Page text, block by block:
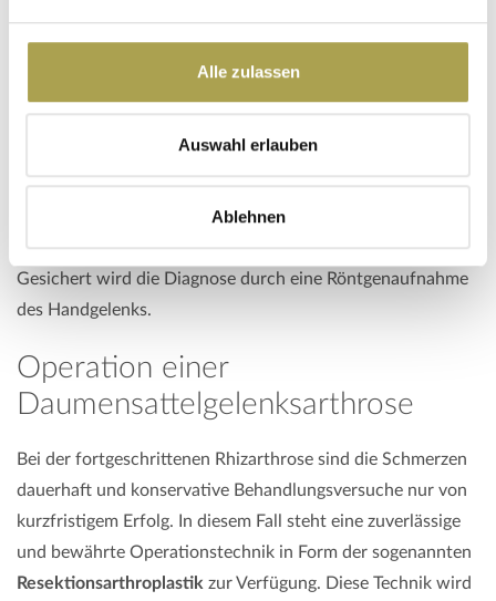
Alle zulassen
Auswahl erlauben
Ablehnen
Daumensattelgelenks aufgebraucht. Die Basis des
großen Vieleckbein.
Bei der Untersuchung lässt sich über dem
Daumensattelgelenk ein deutlicher Druckschmerz auslösen.
Gesichert wird die Diagnose durch eine Röntgenaufnahme
des Handgelenks.
Operation einer
Daumensattelgelenksarthrose
Bei der fortgeschrittenen Rhizarthrose sind die Schmerzen
dauerhaft und konservative Behandlungsversuche nur von
kurzfristigem Erfolg. In diesem Fall steht eine zuverlässige
und bewährte Operationstechnik in Form der sogenannten
Resektionsarthroplastik zur Verfügung. Diese Technik wird